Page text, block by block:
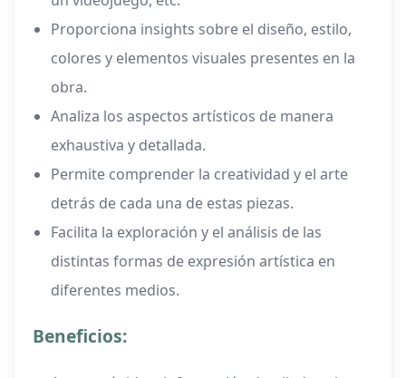
Proporciona insights sobre el diseño, estilo,
colores y elementos visuales presentes en la
obra.
Analiza los aspectos artísticos de manera
exhaustiva y detallada.
Permite comprender la creatividad y el arte
detrás de cada una de estas piezas.
Facilita la exploración y el análisis de las
distintas formas de expresión artística en
diferentes medios.
Beneficios: